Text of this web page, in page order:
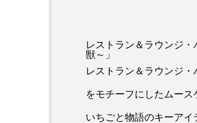
レストラン＆ラウンジ
獣～」
レストラン＆ラウンジ
をモチーフにしたムー
いちごと物語のキーアイ